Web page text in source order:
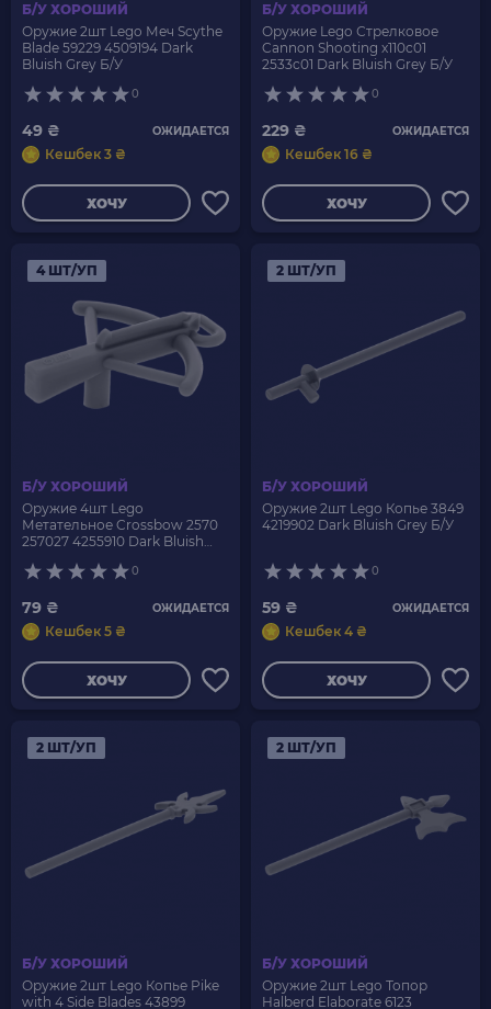
Б/У ХОРОШИЙ
Оружие 2шт Lego Меч Scythe
Blade 59229 4509194 Dark
Bluish Grey Б/У
0
49 ₴ ОЖИДАЕТСЯ
Кешбек 3 ₴
ХОЧУ
Б/У ХОРОШИЙ
Оружие Lego Стрелковое
Cannon Shooting x110c01
2533c01 Dark Bluish Grey Б/У
0
229 ₴ ОЖИДАЕТСЯ
Кешбек 16 ₴
ХОЧУ
4 ШТ/УП
Б/У ХОРОШИЙ
Оружие 4шт Lego
Метательное Crossbow 2570
257027 4255910 Dark Bluish
0
79 ₴ ОЖИДАЕТСЯ
Кешбек 5 ₴
ХОЧУ
2 ШТ/УП
Б/У ХОРОШИЙ
Оружие 2шт Lego Копье 3849
4219902 Dark Bluish Grey Б/У
0
59 ₴ ОЖИДАЕТСЯ
Кешбек 4 ₴
ХОЧУ
2 ШТ/УП
Б/У ХОРОШИЙ
Оружие 2шт Lego Копье Pike
with 4 Side Blades 43899
2 ШТ/УП
Б/У ХОРОШИЙ
Оружие 2шт Lego Топор
Halberd Elaborate 6123